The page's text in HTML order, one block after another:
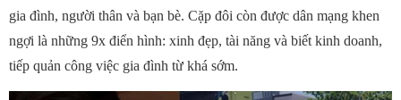
gia đình, người thân và bạn bè. Cặp đôi còn được dân mạng khen
ngợi là những 9x điển hình: xinh đẹp, tài năng và biết kinh doanh,
tiếp quản công việc gia đình từ khá sớm.